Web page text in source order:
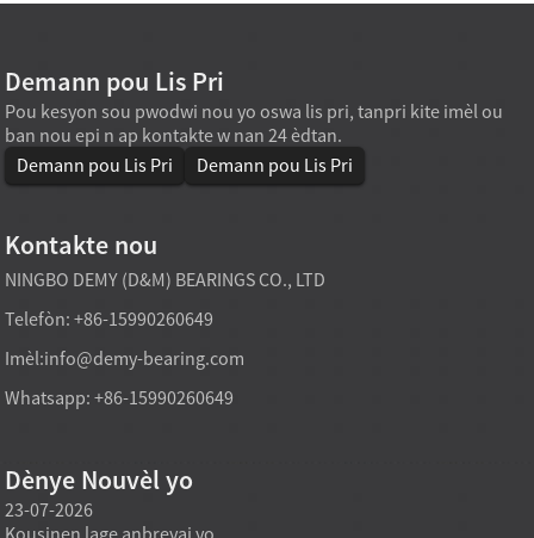
Demann pou Lis Pri
Pou kesyon sou pwodwi nou yo oswa lis pri, tanpri kite imèl ou
ban nou epi n ap kontakte w nan 24 èdtan.
Demann pou Lis Pri
Demann pou Lis Pri
Kontakte nou
NINGBO DEMY (D&M) BEARINGS CO., LTD
Telefòn: +86-15990260649
Imèl:info@demy-bearing.com
Whatsapp: +86-15990260649
Dènye Nouvèl yo
23-07-2026
Kousinen lage anbreyaj yo